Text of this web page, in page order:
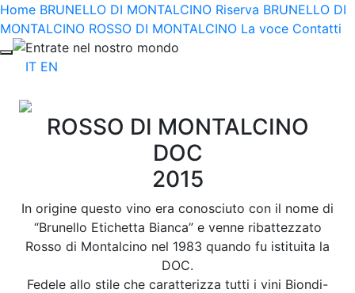
Home BRUNELLO DI MONTALCINO Riserva BRUNELLO DI
MONTALCINO ROSSO DI MONTALCINO La voce Contatti
Entrate nel nostro mondo
IT EN
ROSSO DI MONTALCINO
DOC
2015
In origine questo vino era conosciuto con il nome di
“Brunello Etichetta Bianca” e venne ribattezzato
Rosso di Montalcino nel 1983 quando fu istituita la
DOC.
Fedele allo stile che caratterizza tutti i vini Biondi-